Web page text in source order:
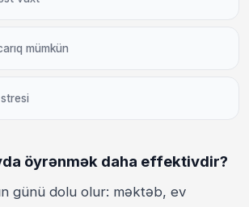
mümkün
öyrənmək daha effektivdir?
günü dolu olur: məktəb, ev